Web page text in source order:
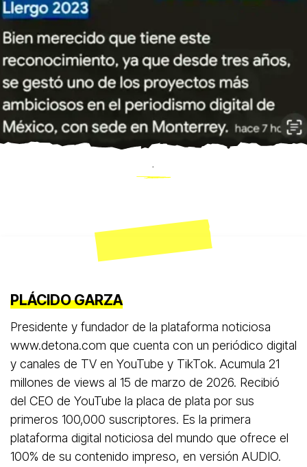
.
PLÁCIDO GARZA
Presidente y fundador de la plataforma noticiosa
www.detona.com que cuenta con un periódico digital
y canales de TV en YouTube y TikTok. Acumula 21
millones de views al 15 de marzo de 2026. Recibió
del CEO de YouTube la placa de plata por sus
primeros 100,000 suscriptores. Es la primera
plataforma digital noticiosa del mundo que ofrece el
100% de su contenido impreso, en versión AUDIO.